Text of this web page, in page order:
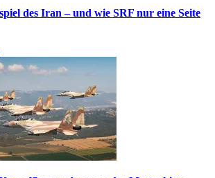
des Iran – und wie SRF nur eine Seite